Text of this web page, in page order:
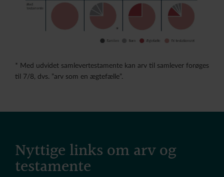
• Testamenter oprettet via Legal Desk vil som
udgangspunkt være et notartestamente.
skrive det på et stykke papir, som du daterer og
underskriver.
* Med udvidet samlevertestamente kan arv til samlever forøges
til 7/8, dvs. ”arv som en ægtefælle”.
Nyttige links om arv og
testamente